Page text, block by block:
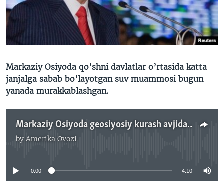
VIDEO
XABARLAR SURATLARDA
ODNOKLASSNIKI
TWITTER
SOUNDCLOUD
VOA
Markaziy Osiyoda qo'shni davlatlar o’rtasida katta
janjalga sabab bo’layotgan suv muammosi bugun
yanada murakkablashgan.
Markaziy Osiyoda geosiyosiy kurash avjida, suv muammosi/Malik Mansur
by Amerika Ovozi
No media source currently available
0:00 4:10